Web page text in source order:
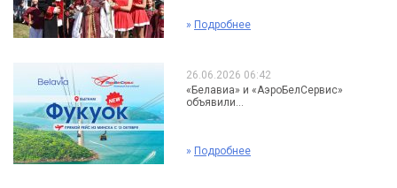
» Подробнее
26.06.2026 06:42
«Белавиа» и «АэроБелСервис»
объявили...
» Подробнее